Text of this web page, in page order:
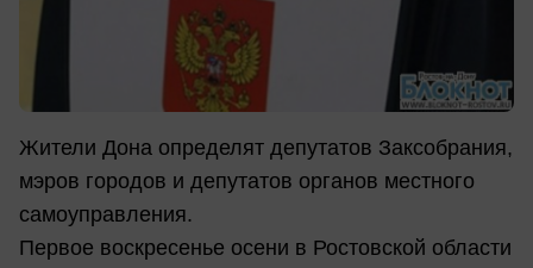
Жители Дона определят депутатов Заксобрания,
мэров городов и депутатов органов местного
самоуправления.
Первое воскресенье осени в Ростовской области